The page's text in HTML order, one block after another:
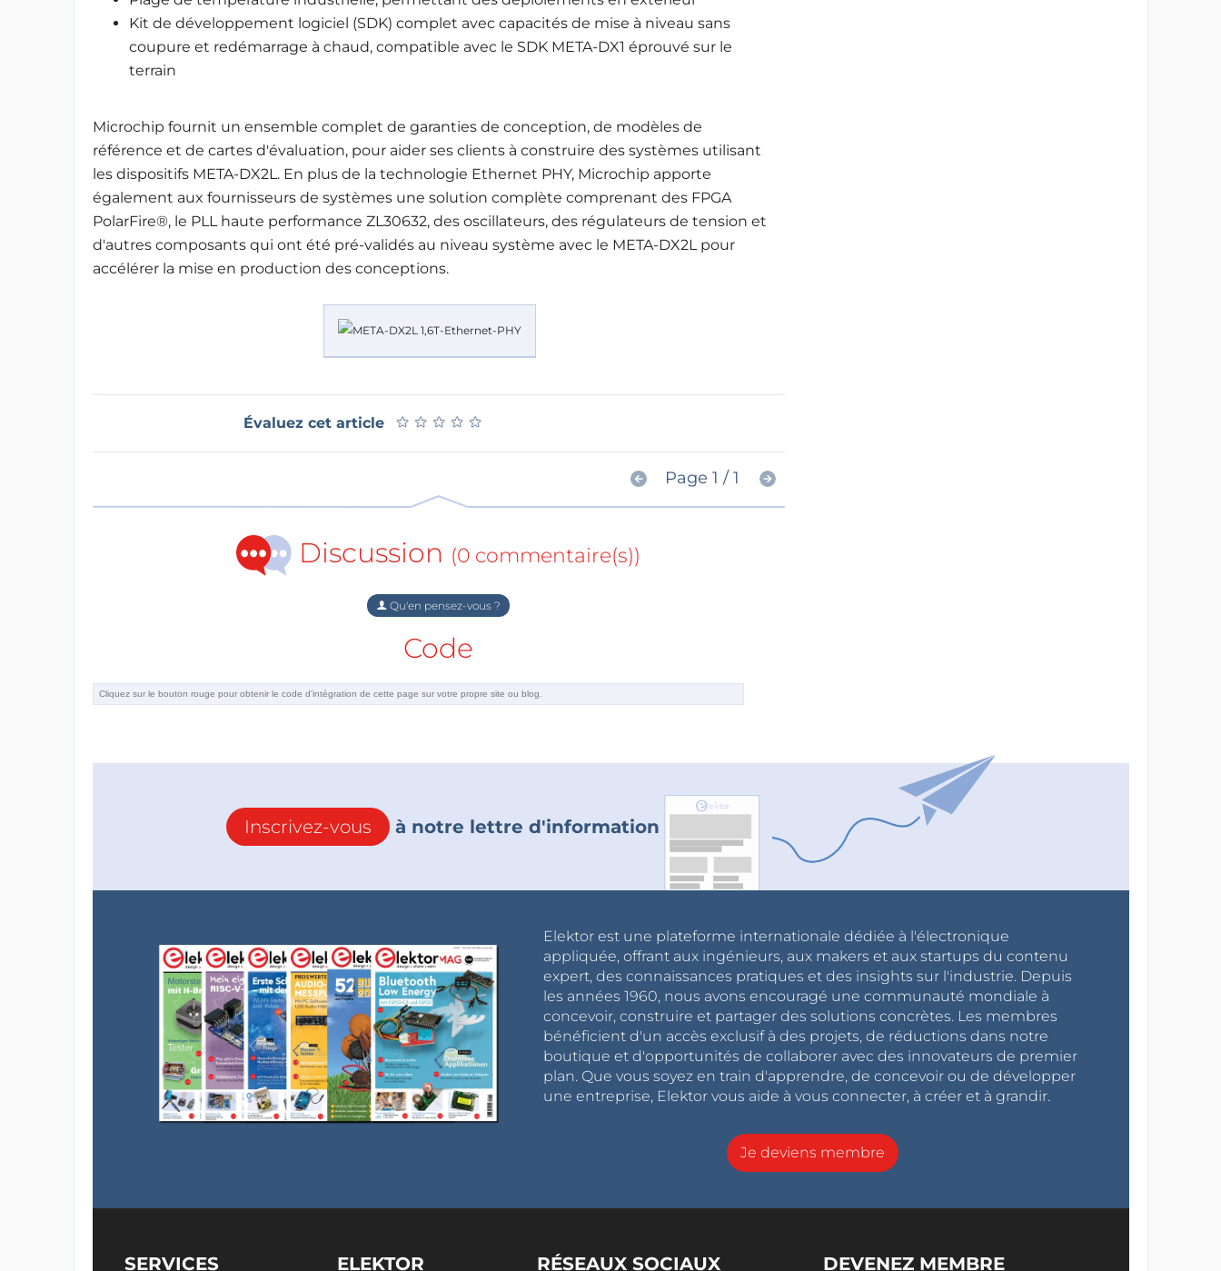
Kit de développement logiciel (SDK) complet avec capacités de mise à niveau sans
coupure et redémarrage à chaud, compatible avec le SDK META-DX1 éprouvé sur le
terrain
Microchip fournit un ensemble complet de garanties de conception, de modèles de
référence et de cartes d'évaluation, pour aider ses clients à construire des systèmes utilisant
les dispositifs META-DX2L. En plus de la technologie Ethernet PHY, Microchip apporte
également aux fournisseurs de systèmes une solution complète comprenant des FPGA
PolarFire®, le PLL haute performance ZL30632, des oscillateurs, des régulateurs de tension et
d'autres composants qui ont été pré-validés au niveau système avec le META-DX2L pour
accélérer la mise en production des conceptions.
Évaluez cet article ★ ★ ★ ★ ★
★ ★ ★ ★ ★
Page 1 / 1
Discussion (0 commentaire(s))
Qu'en pensez-vous ?
Code
Inscrivez-vous à notre lettre d'information
Elektor est une plateforme internationale dédiée à l'électronique
appliquée, offrant aux ingénieurs, aux makers et aux startups du contenu
expert, des connaissances pratiques et des insights sur l'industrie. Depuis
les années 1960, nous avons encouragé une communauté mondiale à
concevoir, construire et partager des solutions concrètes. Les membres
bénéficient d'un accès exclusif à des projets, de réductions dans notre
boutique et d'opportunités de collaborer avec des innovateurs de premier
plan. Que vous soyez en train d'apprendre, de concevoir ou de développer
une entreprise, Elektor vous aide à vous connecter, à créer et à grandir.
Je deviens membre
SERVICES ELEKTOR RÉSEAUX SOCIAUX DEVENEZ MEMBRE